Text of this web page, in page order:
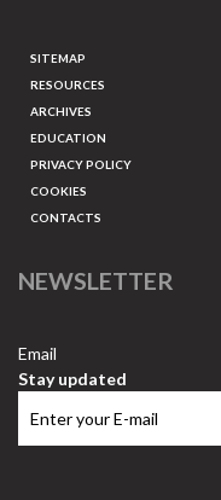
SITEMAP
RESOURCES
ARCHIVES
EDUCATION
PRIVACY POLICY
COOKIES
CONTACTS
NEWSLETTER
Email
Stay updated